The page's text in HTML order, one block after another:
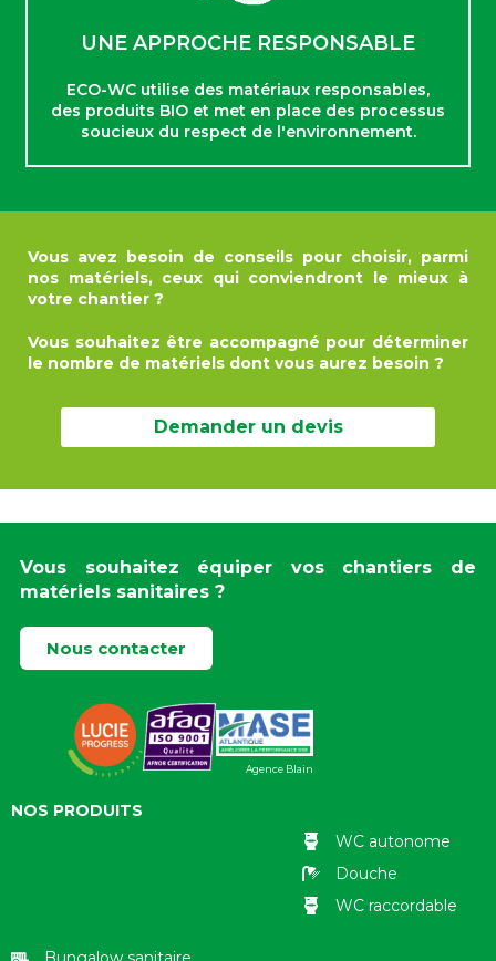
UNE APPROCHE RESPONSABLE
ECO-WC utilise des matériaux responsables,
des produits BIO et met en place des processus
soucieux du respect de l'environnement.
Vous avez besoin de conseils pour choisir, parmi
nos matériels, ceux qui conviendront le mieux à
votre chantier ?
Vous souhaitez être accompagné pour déterminer
le nombre de matériels dont vous aurez besoin ?
Demander un devis
Vous souhaitez équiper vos chantiers de
matériels sanitaires ?
Nous contacter
Agence Blain
NOS PRODUITS
WC autonome
Douche
WC raccordable